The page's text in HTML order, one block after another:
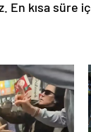
En kısa süre